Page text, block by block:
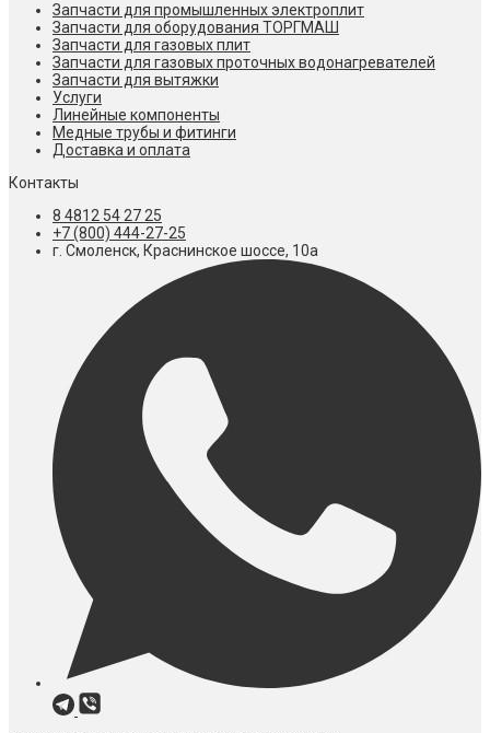
Запчасти для промышленных электроплит
Запчасти для оборудования ТОРГМАШ
Запчасти для газовых плит
Запчасти для газовых проточных водонагревателей
Запчасти для вытяжки
Услуги
Линейные компоненты
Медные трубы и фитинги
Доставка и оплата
Контакты
8 4812 54 27 25
+7 (800) 444-27-25
г. Смоленск, Краснинское шоссе, 10а